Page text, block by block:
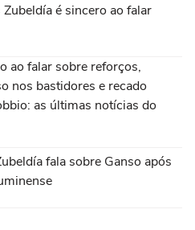
é sincero ao falar
ao falar sobre reforços,
nos bastidores e recado
as últimas notícias do
fala sobre Ganso após